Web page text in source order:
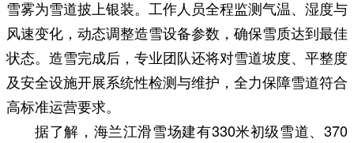
雪雾为雪道披上银装。工作人员全程监测气温、湿度与
风速变化，动态调整造雪设备参数，确保雪质达到最佳
状态。造雪完成后，专业团队还将对雪道坡度、平整度
及安全设施开展系统性检测与维护，全力保障雪道符合
高标准运营要求。
据了解，海兰江滑雪场建有330米初级雪道、370